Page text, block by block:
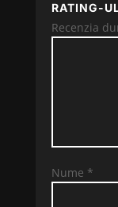
RATING-
Recenzia
Nume *